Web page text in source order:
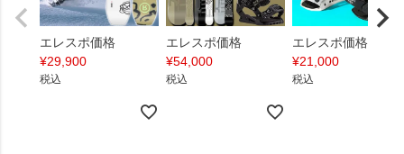
エレスポ価格
¥29,900
税込
エレスポ価格
¥54,000
税込
エレスポ価格
¥21,000
税込